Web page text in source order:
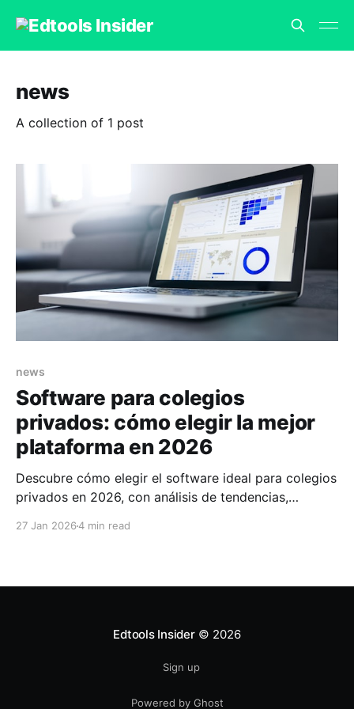
news
A collection of 1 post
news
Software para colegios
privados: cómo elegir la mejor
plataforma en 2026
Descubre cómo elegir el software ideal para colegios
privados en 2026, con análisis de tendencias,
27 Jan 20264 min read
Edtools Insider© 2026
Sign up
Powered by Ghost